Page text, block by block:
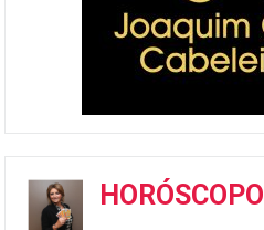
HORÓSCOPO